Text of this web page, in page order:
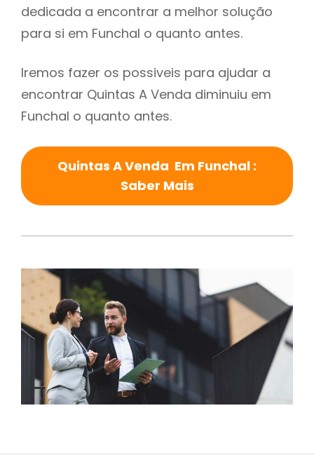
dedicada a encontrar a melhor solução
para si em Funchal o quanto antes.
Iremos fazer os possiveis para ajudar a
encontrar Quintas A Venda diminuiu em
Funchal o quanto antes.
Quintas A Venda Em Funchal :
Saber Mais